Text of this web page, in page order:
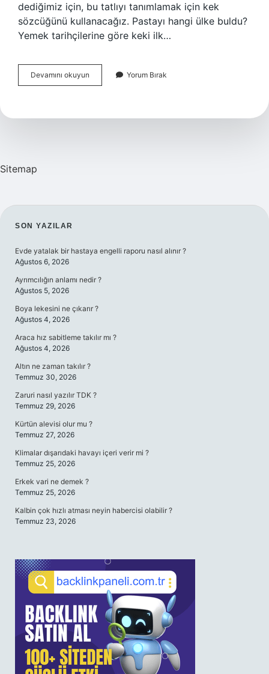
dediğimiz için, bu tatlıyı tanımlamak için kek
sözcüğünü kullanacağız. Pastayı hangi ülke buldu?
Yemek tarihçilerine göre keki ilk…
Devamını okuyun
Hangi
Yorum Bırak
Sitemap
SIDEBAR
SON YAZILAR
Evde yatalak bir hastaya engelli raporu nasıl alınır ?
Ağustos 6, 2026
Ayrımcılığın anlamı nedir ?
Ağustos 5, 2026
Boya lekesini ne çıkarır ?
Ağustos 4, 2026
Araca hız sabitleme takılır mı ?
Ağustos 4, 2026
Altın ne zaman takılır ?
Temmuz 30, 2026
Zaruri nasıl yazılır TDK ?
Temmuz 29, 2026
Kürtün alevisi olur mu ?
Temmuz 27, 2026
Klimalar dışarıdaki havayı içeri verir mi ?
Temmuz 25, 2026
Erkek vari ne demek ?
Temmuz 25, 2026
Kalbin çok hızlı atması neyin habercisi olabilir ?
Temmuz 23, 2026